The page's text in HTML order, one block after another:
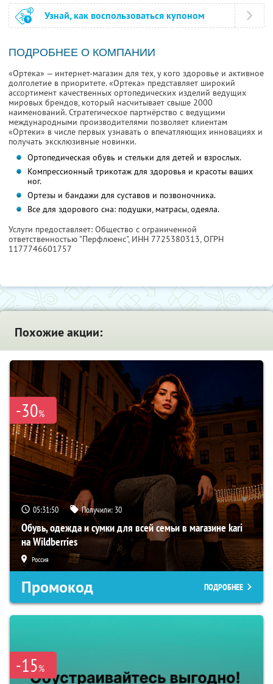
Узнай, как воспользоваться купоном
ПОДРОБНЕЕ О КОМПАНИИ
«Ортека» — интернет-магазин для тех, у кого здоровье и активное
долголетие в приоритете. «Ортека» представляет широкий
ассортимент качественных ортопедических изделий ведущих
мировых брендов, который насчитывает свыше 2000
наименований. Стратегическое партнёрство с ведущими
международными производителями позволяет клиентам
«Ортеки» в числе первых узнавать о впечатляющих инновациях и
получать эксклюзивные новинки.
Ортопедическая обувь и стельки для детей и взрослых.
Компрессионный трикотаж для здоровья и красоты ваших
ног.
Ортезы и бандажи для суставов и позвоночника.
Все для здорового сна: подушки, матрасы, одеяла.
Услуги предоставляет: Общество с ограниченной
ответственностью "Перфлюенс", ИНН 7725380313, ОГРН
1177746601757
Похожие акции:
-30%
05:31:49 Получили: 30
Обувь, одежда и сумки для всей семьи в магазине kari
на Wildberries
Россия
Промокод ПОДРОБНЕЕ
-15%